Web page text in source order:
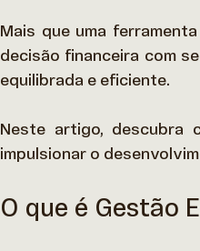
Mais que uma
decisão financeira com
equilibrada e eficiente.
Neste artigo, descubra
impulsionar o
O que é Gestão